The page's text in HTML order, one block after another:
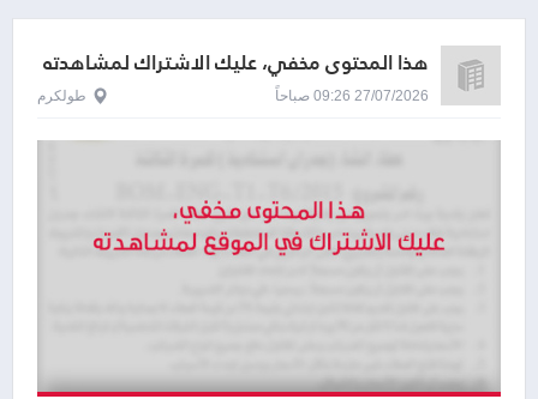
هذا المحتوى مخفي، عليك الاشتراك لمشاهدته
27/07/2026 09:26 صباحاً طولكرم